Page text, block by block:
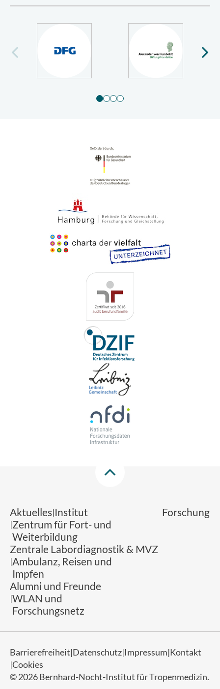
Aktuelles Institut
Forschung
Zentrum für Fort- und
Weiterbildung
Zentrale Labordiagnostik & MVZ
Ambulanz, Reisen und
Impfen
Alumni und Freunde
WLAN und
Forschungsnetz
© 2026 Bernhard-Nocht-Institut für Tropenmedizin.
Barrierefreiheit Datenschutz Impressum Kontakt
Cookies